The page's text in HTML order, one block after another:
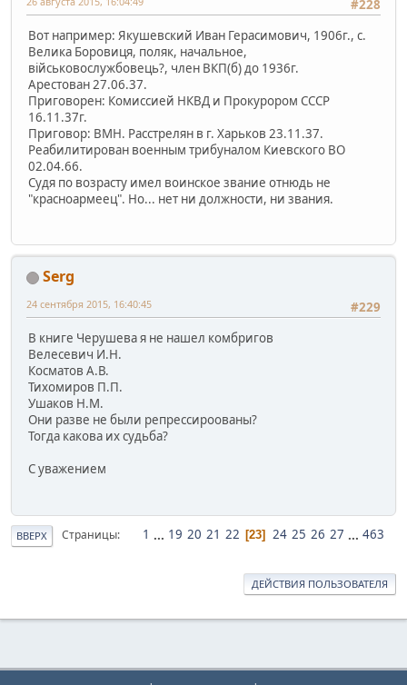
#228
Вот например: Якушевский Иван Герасимович, 1906г., с.
Велика Боровиця, поляк, начальное,
військовослужбовець?, член ВКП(б) до 1936г.
Арестован 27.06.37.
Приговорен: Комиссией НКВД и Прокурором СССР
16.11.37г.
Приговор: ВМН. Расстрелян в г. Харьков 23.11.37.
Реабилитирован военным трибуналом Киевского ВО
02.04.66.
Судя по возрасту имел воинское звание отнюдь не
"красноармеец". Но... нет ни должности, ни звания.
Serg
#229
24 сентября 2015, 16:40:45
В книге Черушева я не нашел комбригов
Велесевич И.Н.
Косматов А.В.
Тихомиров П.П.
Ушаков Н.М.
Они разве не были репрессироованы?
Тогда какова их судьба?
С уважением
ВВЕРХ Страницы 1 ... 19 20 21 22 23 24 25 26 27 ... 463
ДЕЙСТВИЯ ПОЛЬЗОВАТЕЛЯ